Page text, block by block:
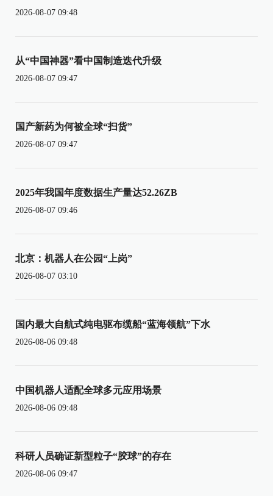
2026-08-07 09:48
从“中国神器”看中国制造迭代升级
2026-08-07 09:47
国产新药为何被全球“扫货”
2026-08-07 09:47
2025年我国年度数据生产量达52.26ZB
2026-08-07 09:46
北京：机器人在公园“上岗”
2026-08-07 03:10
国内最大自航式纯电驱布缆船“蓝海领航”下水
2026-08-06 09:48
中国机器人适配全球多元应用场景
2026-08-06 09:48
科研人员确证新型粒子“胶球”的存在
2026-08-06 09:47